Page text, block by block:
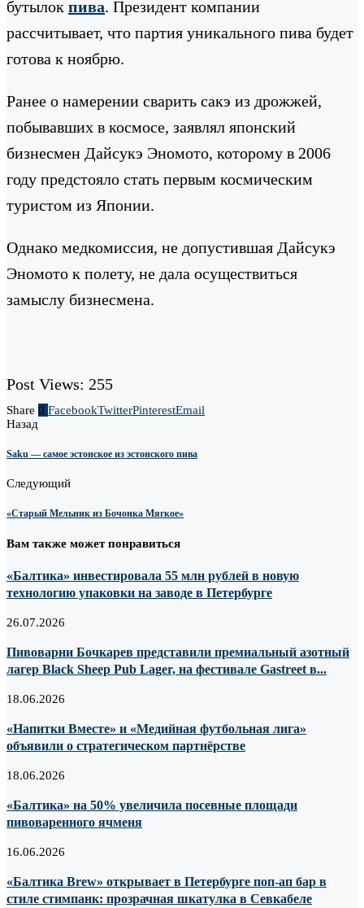
бутылок пива. Президент компании
рассчитывает, что партия уникального пива будет
готова к ноябрю.
Ранее о намерении сварить сакэ из дрожжей,
побывавших в космосе, заявлял японский
бизнесмен Дайсукэ Эномото, которому в 2006
году предстояло стать первым космическим
туристом из Японии.
Однако медкомиссия, не допустившая Дайсукэ
Эномото к полету, не дала осуществиться
замыслу бизнесмена.
Post Views: 255
Share 0 FacebookTwitterPinterestEmail
Назад
Saku — самое эстонское из эстонского пива
Следующий
«Старый Мельник из Бочонка Мягкое»
Вам также может понравиться
«Балтика» инвестировала 55 млн рублей в новую
технологию упаковки на заводе в Петербурге
26.07.2026
Пивоварни Бочкарев представили премиальный азотный
лагер Black Sheep Pub Lager, на фестивале Gastreet в...
18.06.2026
«Напитки Вместе» и «Медийная футбольная лига»
объявили о стратегическом партнёрстве
18.06.2026
«Балтика» на 50% увеличила посевные площади
пивоваренного ячменя
16.06.2026
«Балтика Brew» открывает в Петербурге поп-ап бар в
стиле стимпанк: прозрачная шкатулка в Севкабеле